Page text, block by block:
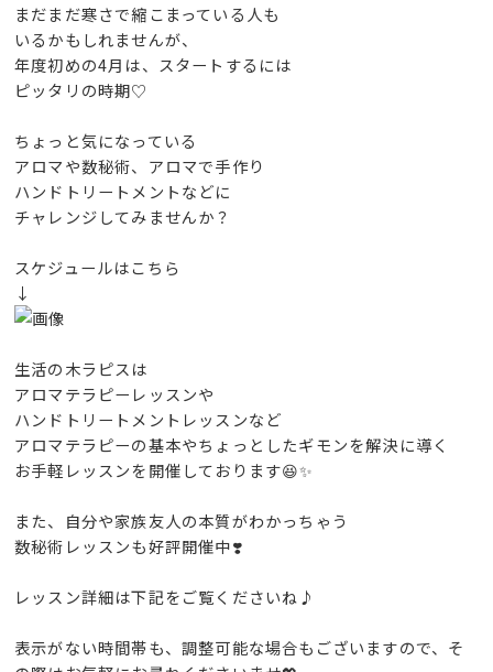
まだまだ寒さで縮こまっている人も
いるかもしれませんが、
年度初めの4月は、スタートするには
ピッタリの時期♡
ちょっと気になっている
アロマや数秘術、アロマで手作り
ハンドトリートメントなどに
チャレンジしてみませんか？
スケジュールはこちら
↓
生活の木ラピスは
アロマテラピーレッスンや
ハンドトリートメントレッスンなど
アロマテラピーの基本やちょっとしたギモンを解決に導く
お手軽レッスンを開催しております😆✨
また、自分や家族友人の本質がわかっちゃう
数秘術レッスンも好評開催中❣️
レッスン詳細は下記をご覧くださいね♪
表示がない時間帯も、調整可能な場合もございますので、そ